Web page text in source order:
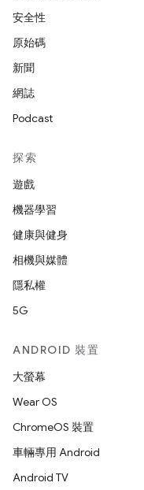
安全性
原始碼
新聞
網誌
Podcast
探索
遊戲
機器學習
健康與健身
相機與媒體
隱私權
5G
ANDROID 裝置
大螢幕
Wear OS
ChromeOS 裝置
車輛專用 Android
Android TV